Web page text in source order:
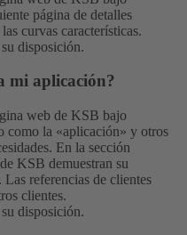
página de detalles
curvas características.
su disposición.
mi aplicación?
web de KSB bajo
como la «aplicación» y otros
En la sección
KSB demuestran su
referencias de clientes
clientes.
su disposición.